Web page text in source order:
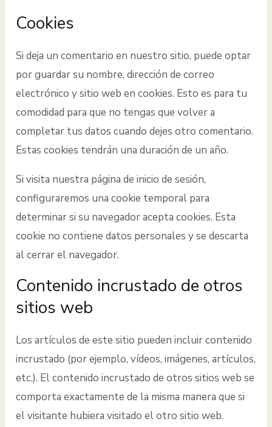
Cookies
Si deja un comentario en nuestro sitio, puede optar
por guardar su nombre, dirección de correo
electrónico y sitio web en cookies. Esto es para tu
comodidad para que no tengas que volver a
completar tus datos cuando dejes otro comentario.
Estas cookies tendrán una duración de un año.
Si visita nuestra página de inicio de sesión,
configuraremos una cookie temporal para
determinar si su navegador acepta cookies. Esta
cookie no contiene datos personales y se descarta
al cerrar el navegador.
Contenido incrustado de otros
sitios web
Los artículos de este sitio pueden incluir contenido
incrustado (por ejemplo, vídeos, imágenes, artículos,
etc.). El contenido incrustado de otros sitios web se
comporta exactamente de la misma manera que si
el visitante hubiera visitado el otro sitio web.